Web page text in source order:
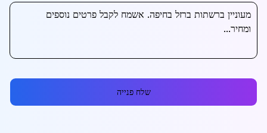
שלח פנייה